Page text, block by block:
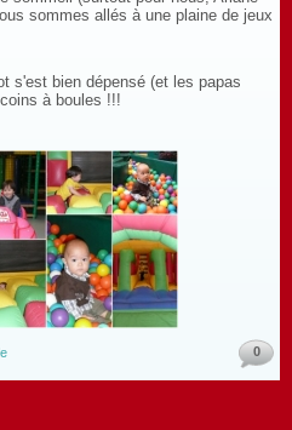
sommes allés à une plaine de jeux
s'est bien dépensé (et les papas
à boules !!!
0